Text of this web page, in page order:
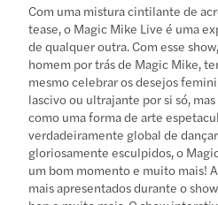
Com uma mistura cintilante de
tease, o Magic Mike Live é uma
de qualquer outra. Com esse
homem por trás de Magic Mike,
mesmo celebrar os desejos
lascivo ou ultrajante por si só,
como uma forma de arte
verdadeiramente global de
gloriosamente esculpidos, o
um bom momento e muito mais!
mais apresentados durante o